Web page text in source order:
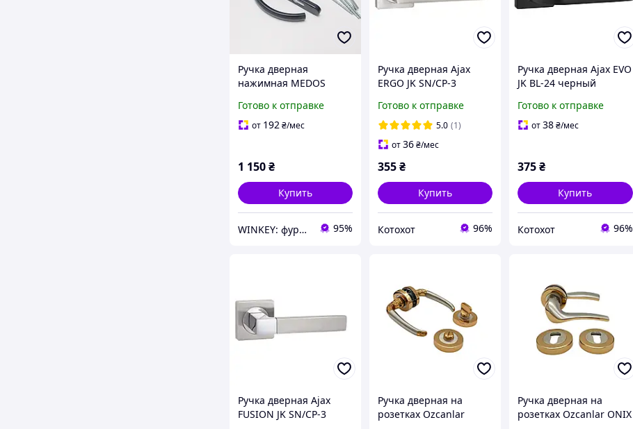
Ручка дверная
нажимная MEDOS
Готово к отправке
от 192₴/мес
1 150₴
Купить
WINKEY: фурнитура для окон и дверей 95%
Ручка дверная Ajax
ERGO JK SN/CP-3
Готово к отправке
5.0 (1)
от36₴/мес
355₴
Купить
Котохот 96%
Ручка дверная Ajax EVO
JK BL-24 черный
Готово к отправке
от38₴/мес
375₴
Купить
Котохот 96%
Ручка дверная Ajax
FUSION JK SN/CP-3
Ручка дверная на
розетках Ozcanlar
Ручка дверная на
розетках Ozcanlar ONIX